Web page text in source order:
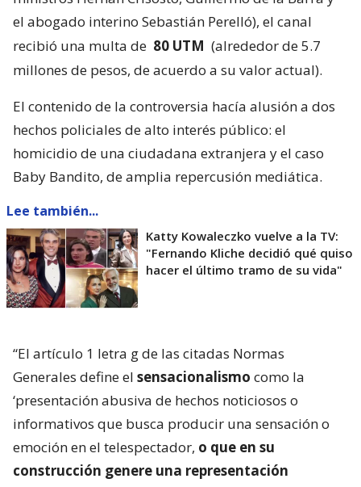
el abogado interino Sebastián Perelló), el canal
recibió una multa de 80 UTM (alrededor de 5.7
millones de pesos, de acuerdo a su valor actual).
El contenido de la controversia hacía alusión a dos
hechos policiales de alto interés público: el
homicidio de una ciudadana extranjera y el caso
Baby Bandito, de amplia repercusión mediática.
Lee también...
Katty Kowaleczko vuelve a la TV:
"Fernando Kliche decidió qué quiso
hacer el último tramo de su vida"
“El artículo 1 letra g de las citadas Normas
Generales define el sensacionalismo como la
‘presentación abusiva de hechos noticiosos o
informativos que busca producir una sensación o
emoción en el telespectador, o que en su
construcción genere una representación